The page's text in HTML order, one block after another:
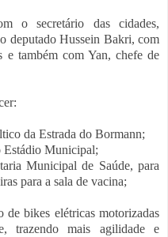
o secretário das cidades,
deputado Hussein Bakri, com
e também com Yan, chefe de
da Estrada do Bormann;
Estádio Municipal;
Municipal de Saúde, para
para a sala de vacina;
bikes elétricas motorizadas
trazendo mais agilidade e